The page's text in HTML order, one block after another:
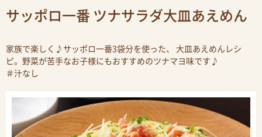
サッポロ一番 ツナサラダ大皿あえめん
家族で楽しく♪サッポロ一番3袋分を使った、 大皿あえめんレシ
ピ。野菜が苦手なお子様にもおすすめのツナマヨ味です♪
＃汁なし